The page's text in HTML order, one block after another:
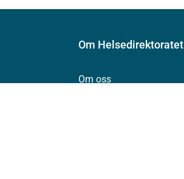
Om Helsedirektoratet
Om oss